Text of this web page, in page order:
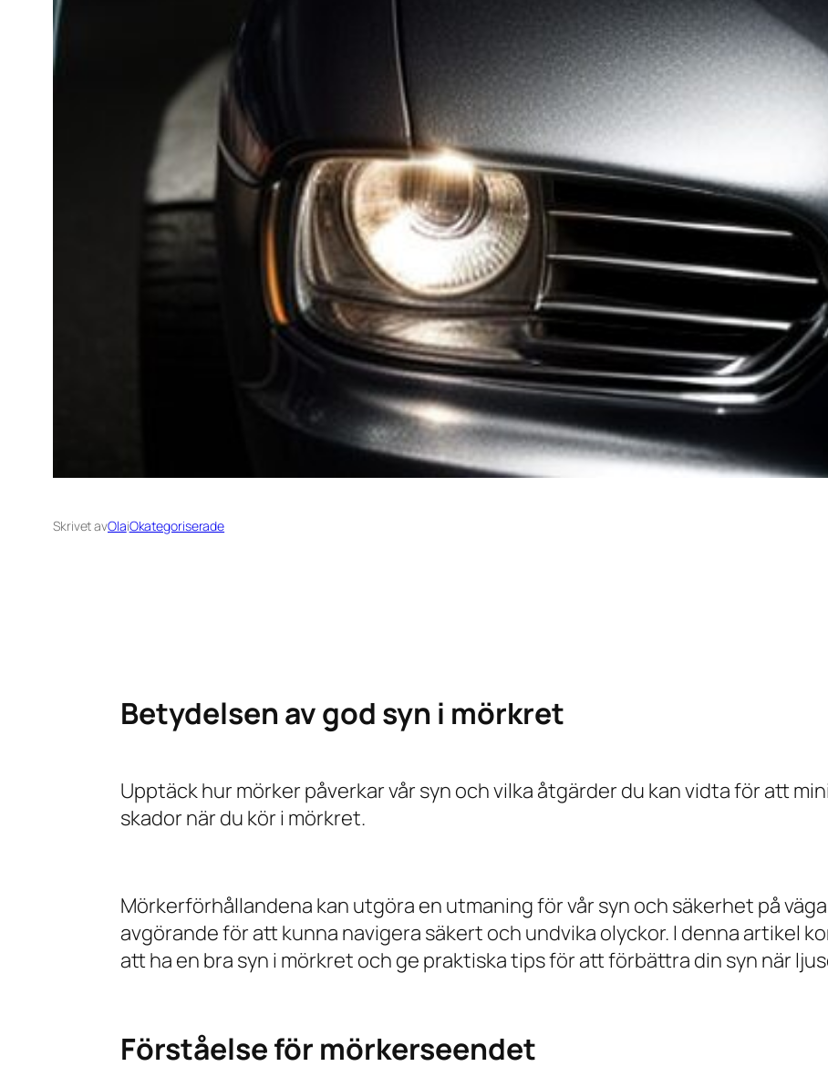
Skrivet avOlaiOkategoriserade
Betydelsen av god syn i mörkret
Upptäck hur mörker påverkar vår syn och vilka åtgärder du kan vidta för att
skador när du kör i mörkret.
Mörkerförhållandena kan utgöra en utmaning för vår syn och säkerhet på
avgörande för att kunna navigera säkert och undvika olyckor. I denna artikel
att ha en bra syn i mörkret och ge praktiska tips för att förbättra din syn när
Förståelse för mörkerseendet